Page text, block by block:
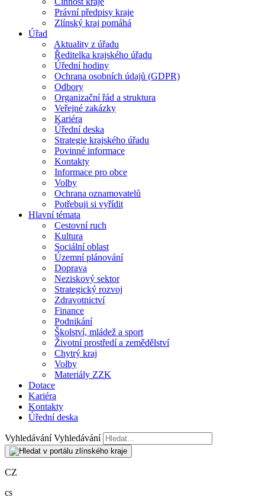
Právní předpisy kraje
Zlínský kraj pomáhá
Úřad
Aktuality z úřadu
Ředitelka krajského úřadu
Úřední hodiny
Ochrana osobních údajů (GDPR)
Odbory
Organizační řád a struktura
Veřejné zakázky
Kariéra
Úřední deska
Strategie krajského úřadu
Povinné informace
Kontakty
Informace pro obce
Volby
Ochrana oznamovatelů
Potřebuji si vyřídit
Hlavní témata
Cestovní ruch
Kultura
Sociální oblast
Územní plánování
Doprava
Neziskový sektor
Strategický rozvoj
Zdravotnictví
Finance
Podnikání
Školství, mládež a sport
Životní prostředí a zemědělství
Chytrý kraj
Volby
Materiály ZZK
Dotace
Kariéra
Kontakty
Úřední deska
Vyhledávání Vyhledávání
CZ
cs